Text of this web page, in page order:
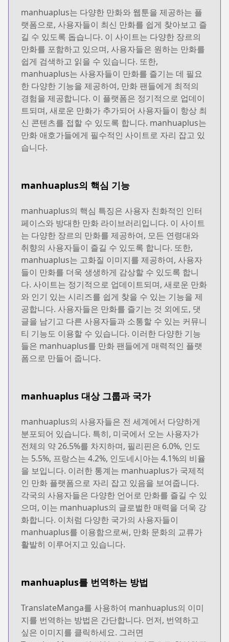
manhuaplus는 다양한 만화와 웹툰을 제공하는 플
랫폼으로, 사용자들이 최신 만화를 쉽게 찾아보고 즐
길 수 있도록 돕습니다. 이 사이트는 다양한 장르의
만화를 포함하고 있으며, 사용자들은 원하는 만화를
쉽게 검색하고 읽을 수 있습니다. 또한,
manhuaplus는 사용자들이 만화를 즐기는 데 필요
한 다양한 기능을 제공하여, 만화 팬들에게 최적의
경험을 제공합니다. 이 플랫폼은 정기적으로 업데이
트되며, 새로운 만화가 추가되어 사용자들이 항상 최
신 콘텐츠를 접할 수 있도록 합니다. manhuaplus는
만화 애호가들에게 필수적인 사이트로 자리 잡고 있
습니다.
manhuaplus의 핵심 기능
manhuaplus의 핵심 특징은 사용자 친화적인 인터
페이스와 방대한 만화 라이브러리입니다. 이 사이트
는 다양한 장르의 만화를 제공하여, 모든 연령대와
취향의 사용자들이 즐길 수 있도록 합니다. 또한,
manhuaplus는 고화질 이미지를 제공하여, 사용자
들이 만화를 더욱 생생하게 감상할 수 있도록 합니
다. 사이트는 정기적으로 업데이트되며, 새로운 만화
와 인기 있는 시리즈를 쉽게 찾을 수 있는 기능을 제
공합니다. 사용자들은 만화를 즐기는 것 외에도, 댓
글을 남기고 다른 사용자들과 소통할 수 있는 커뮤니
티 기능도 이용할 수 있습니다. 이러한 다양한 기능
들은 manhuaplus를 만화 팬들에게 매력적인 플랫
폼으로 만들어 줍니다.
manhuaplus 대상 그룹과 국가
manhuaplus의 사용자들은 전 세계에서 다양하게
분포되어 있습니다. 특히, 미국에서 오는 사용자가
전체의 약 26.5%를 차지하며, 필리핀은 6.0%, 인도
는 5.5%, 프랑스는 4.2%, 인도네시아는 4.1%의 비율
을 보입니다. 이러한 통계는 manhuaplus가 국제적
인 만화 플랫폼으로 자리 잡고 있음을 보여줍니다.
각국의 사용자들은 다양한 언어로 만화를 즐길 수 있
으며, 이는 manhuaplus의 글로벌한 매력을 더욱 강
화합니다. 이처럼 다양한 국가의 사용자들이
manhuaplus를 이용함으로써, 만화 문화의 교류가
활발히 이루어지고 있습니다.
manhuaplus를 번역하는 방법
TranslateManga를 사용하여 manhuaplus의 이미
지를 번역하는 방법은 간단합니다. 먼저, 번역하고
싶은 이미지를 클릭하세요. 그러면